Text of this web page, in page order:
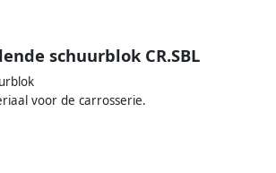
schuurblok CR.SBL
voor de carrosserie.